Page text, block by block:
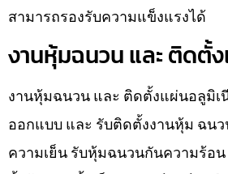
สามารถรองรับความแข็งแรงได้
งานหุ้มฉนวน และ ติดตั้
งานหุ้มฉนวน และ ติดตั้งแผ่นอลูมิเ
ออกแบบ และ รับติดตั้งงานหุ้ม ฉน
ความเย็น รับหุ้มฉนวนกันความร้อ